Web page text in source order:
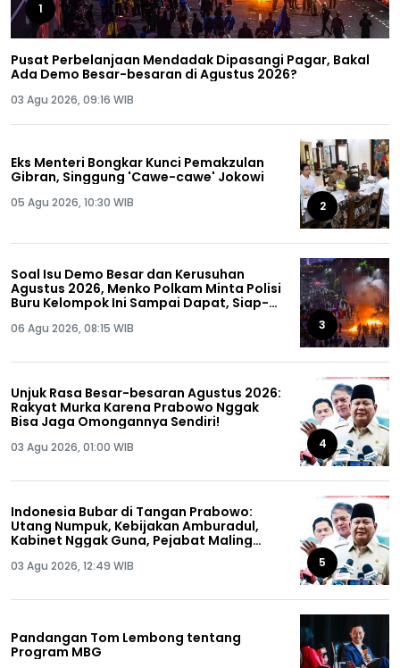
1
Pusat Perbelanjaan Mendadak Dipasangi Pagar, Bakal
Ada Demo Besar-besaran di Agustus 2026?
03 Agu 2026, 09:16 WIB
Eks Menteri Bongkar Kunci Pemakzulan
Gibran, Singgung 'Cawe-cawe' Jokowi
05 Agu 2026, 10:30 WIB 2
Soal Isu Demo Besar dan Kerusuhan
Agustus 2026, Menko Polkam Minta Polisi
Buru Kelompok Ini Sampai Dapat, Siap-
06 Agu 2026, 08:15 WIB 3
Unjuk Rasa Besar-besaran Agustus 2026:
Rakyat Murka Karena Prabowo Nggak
Bisa Jaga Omongannya Sendiri!
03 Agu 2026, 01:00 WIB 4
Indonesia Bubar di Tangan Prabowo:
Utang Numpuk, Kebijakan Amburadul,
Kabinet Nggak Guna, Pejabat Maling
03 Agu 2026, 12:49 WIB 5
Pandangan Tom Lembong tentang
Program MBG